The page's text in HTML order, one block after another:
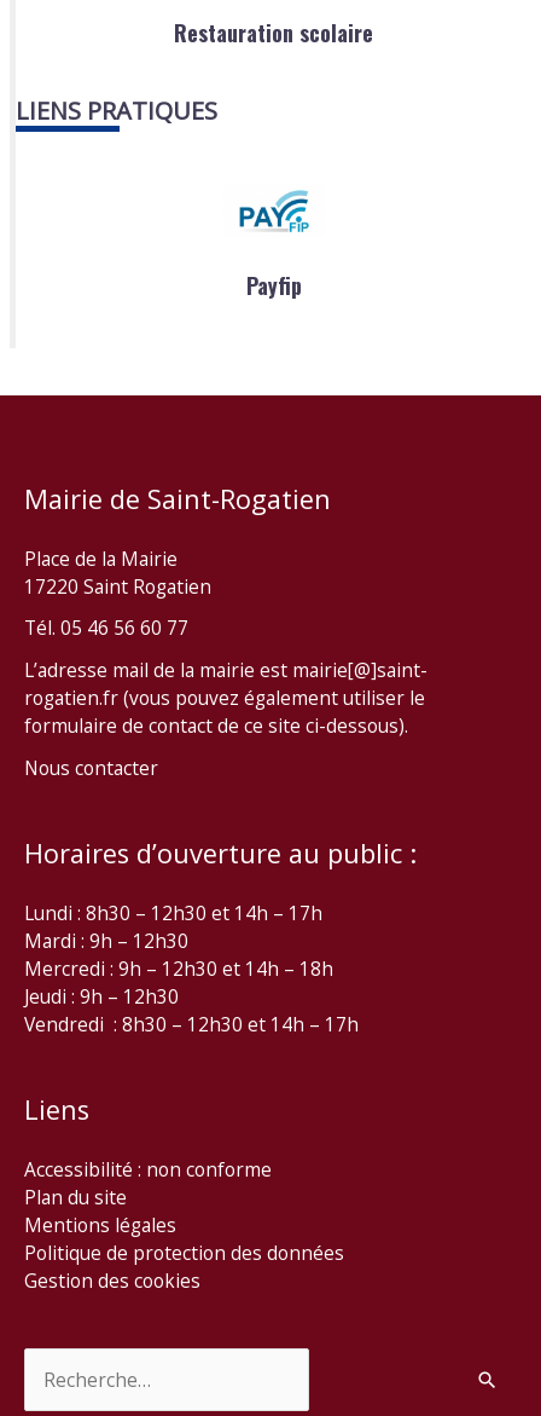
Restauration scolaire
LIENS PRATIQUES
Payfip
Mairie de Saint-Rogatien
Place de la Mairie
17220 Saint Rogatien
Tél. 05 46 56 60 77
L’adresse mail de la mairie est mairie[@]saint-
rogatien.fr (vous pouvez également utiliser le
formulaire de contact de ce site ci-dessous).
Nous contacter
Horaires d’ouverture au public :
Lundi : 8h30 – 12h30 et 14h – 17h
Mardi : 9h – 12h30
Mercredi : 9h – 12h30 et 14h – 18h
Jeudi : 9h – 12h30
Vendredi : 8h30 – 12h30 et 14h – 17h
Liens
Accessibilité : non conforme
Plan du site
Mentions légales
Politique de protection des données
Gestion des cookies